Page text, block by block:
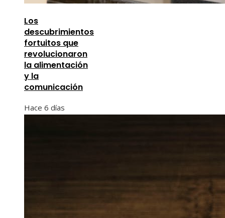
Los
descubrimientos
fortuitos que
revolucionaron
la alimentación
y la
comunicación
Hace 6 días